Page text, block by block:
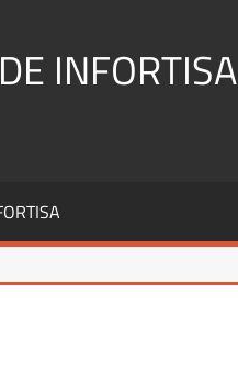
INFORTISA